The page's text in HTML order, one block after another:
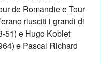
de Romandie e Tour
riusciti i grandi di
51) e Hugo Koblet
e Pascal Richard